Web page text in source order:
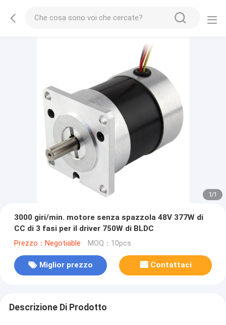
1/1
3000 giri/min. motore senza spazzola 48V 377W di
CC di 3 fasi per il driver 750W di BLDC
Prezzo：Negotiable MOQ：10pcs
Miglior prezzo Contattaci
Descrizione Di Prodotto